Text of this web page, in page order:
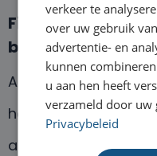
Financieren van
bedrijfswagens
Als je op zoek bent
hoef je niet altijd te
auto. Bij De
verkeer te
over uw gebruik
advertentie- en
kunnen
u aan hen heeft
verzameld door uw
Privacybeleid